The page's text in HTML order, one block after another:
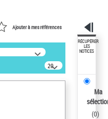
Ajouter à mes références
20
résultats/page
RÉCUPÉRER
LES
NOTICES
Ma
(0)